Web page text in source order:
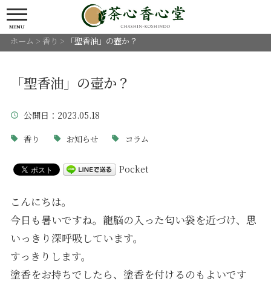
MENU
ホーム > 香り > 「聖香油」の壺か？
「聖香油」の壺か？
公開日 ：2023.05.18
香り お知らせ コラム
Pocket
こんにちは。
今日も暑いですね。龍脳の入った匂い袋を近づけ、思
いっきり深呼吸しています。
すっきりします。
塗香をお持ちでしたら、塗香を付けるのもよいです